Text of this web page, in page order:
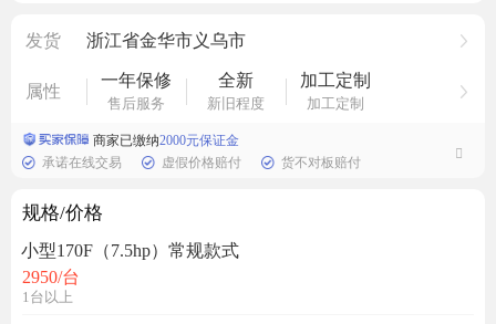
发货 浙江省金华市义乌市
属性
一年保修
售后服务
全新
新旧程度
加工定制
加工定制
商家已缴纳2000元保证金
承诺在线交易
虚假价格赔付 货不对板赔付
规格/价格
小型170F（7.5hp）常规款式
2950/台
1台以上